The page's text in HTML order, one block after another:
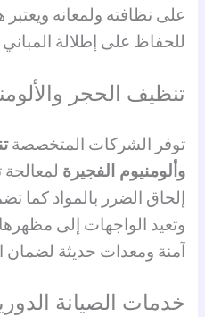
على نظافته ولمعانه
للحفاظ على إطلالة المباني
تنظيف الحجر
توفر الشركات المتخصصة
وألومنيوم الفجيرة لمعالجة
إلحاق الضرر بالمواد كما
وتعيد الواجهات إلى
آمنة ومعدات حديثة لضمان
خدمات الصيانة